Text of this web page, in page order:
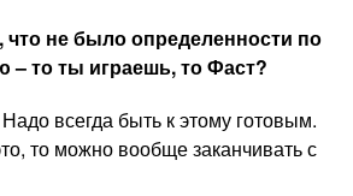
не было определенности по
– то ты играешь, то Фаст?
всегда быть к этому готовым.
то можно вообще заканчивать с